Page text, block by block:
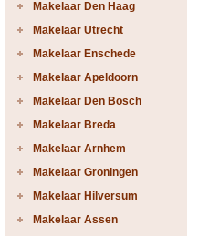
Makelaar Den Haag
Makelaar Utrecht
Makelaar Enschede
Makelaar Apeldoorn
Makelaar Den Bosch
Makelaar Breda
Makelaar Arnhem
Makelaar Groningen
Makelaar Hilversum
Makelaar Assen